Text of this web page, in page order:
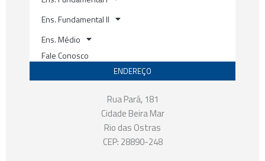
Ens. Fundamental II
Ens. Médio
Fale Conosco
ENDEREÇO
Rua Pará, 181
Cidade Beira Mar
Rio das Ostras
CEP: 28890-248